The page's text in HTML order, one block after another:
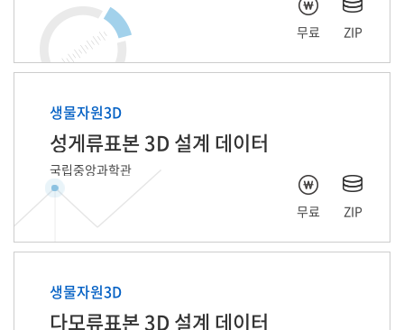
무료 ZIP
생물자원3D
성게류표본 3D 설계 데이터
국립중앙과학관
무료 ZIP
생물자원3D
다모류표본 3D 설계 데이터